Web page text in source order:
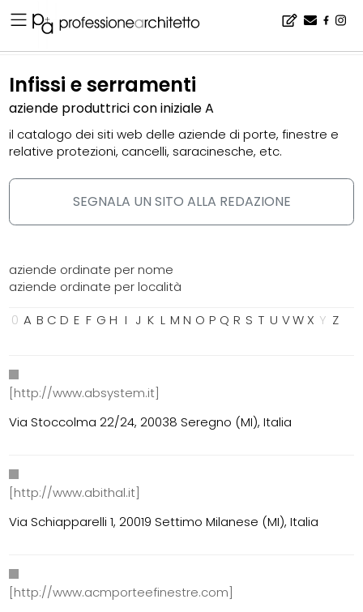
Infissi e serramenti
aziende produttrici con iniziale A
il catalogo dei siti web delle aziende di porte, finestre e
relative protezioni, cancelli, saracinesche, etc.
SEGNALA UN SITO ALLA REDAZIONE
aziende ordinate per nome
aziende ordinate per località
0 A B C D E F G H I J K L M N O P Q R S T U VWX Y Z
[http://www.absystem.it]
Via Stoccolma 22/24, 20038 Seregno (MI), Italia
[http://www.abithal.it]
Via Schiapparelli 1, 20019 Settimo Milanese (MI), Italia
[http://www.acmporteefinestre.com]